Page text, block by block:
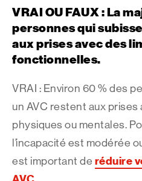
VRAI OU FAUX : La
personnes qui
aux prises avec des
fonctionnelles.
VRAI : Environ 60 % des
un AVC restent aux
physiques ou mentales.
l’incapacité est modérée
est important de réduire